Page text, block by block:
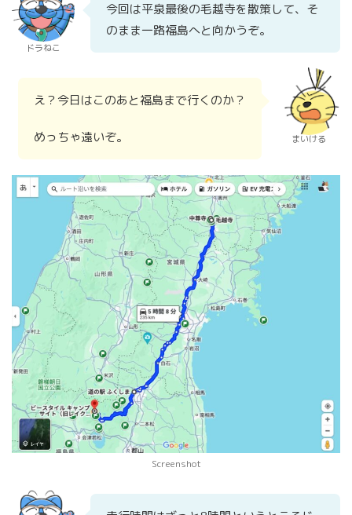
ドラねこ
今回は平泉最後の毛越寺を散策して、そ
のまま一路福島へと向かうぞ。
え？今日はこのあと福島まで行くのか？
めっちゃ遠いぞ。 まいける
Screenshot